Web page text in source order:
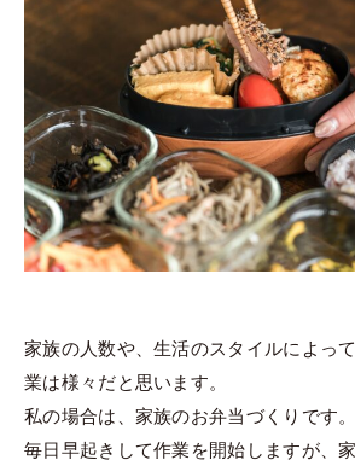
家族の人数や、生活のスタイルによっ
業は様々だと思います。
私の場合は、家族のお弁当づくりです。
毎日早起きして作業を開始しますが、